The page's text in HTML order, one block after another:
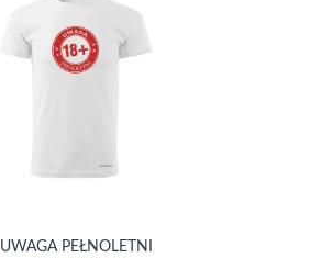
UWAGA PEŁNOLETNI